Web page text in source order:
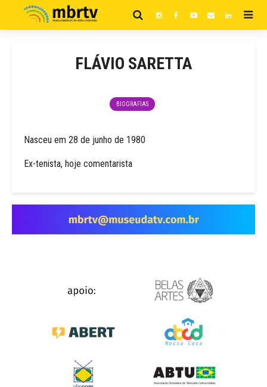
FLÁVIO SARETTA
BIOGRAFIAS
Nasceu em 28 de junho de 1980
Ex-tenista, hoje comentarista